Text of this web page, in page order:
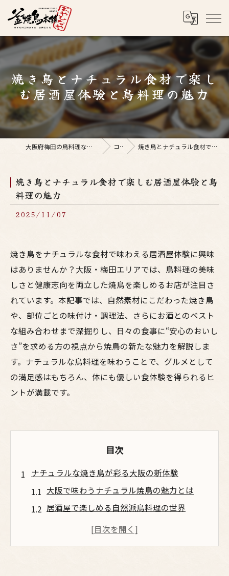
焼き鳥とナチュラル食材で楽し
む居酒屋体験と鳥料理の魅力
大阪府梅田の鳥料理なら釜焼鳥本舗おやひなや 梅田店 コラム 焼き鳥とナチュラル食材で楽しむ居酒屋体験と鳥料理の魅力
焼き鳥とナチュラル食材で楽しむ居酒屋体験と鳥
料理の魅力
2025/11/07
焼き鳥をナチュラルな食材で味わえる居酒屋体験に興味
はありませんか？大阪・梅田エリアでは、鳥料理の美味
しさと健康志向を両立した焼鳥を楽しめるお店が注目さ
れています。本記事では、自然素材にこだわった焼き鳥
や、部位ごとの味付け・調理法、さらにお酒とのベスト
な組み合わせまで深掘りし、日々の食事に“安心のおいし
さ”を求める方の視点から焼鳥の新たな魅力を解説しま
す。ナチュラルな鳥料理を味わうことで、グルメとして
の満足感はもちろん、体にも優しい食体験を得られるヒ
ントが満載です。
目次
ナチュラルな焼き鳥が彩る大阪の新体験
大阪で味わうナチュラル焼鳥の魅力とは
居酒屋で楽しめる自然派鳥料理の世界
梅田で話題の焼き鳥とお酒の新提案